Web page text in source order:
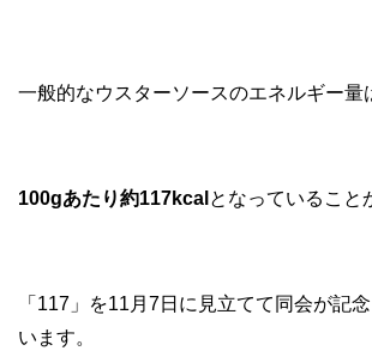
一般的なウスターソースのエネルギー量
100gあたり約117kcal となっていること
「117」を11月7日に見立てて同会が記
います。